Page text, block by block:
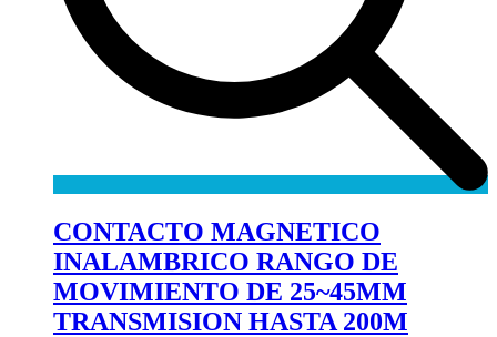
CONTACTO MAGNETICO
INALAMBRICO RANGO DE
MOVIMIENTO DE 25~45MM
TRANSMISION HASTA 200M